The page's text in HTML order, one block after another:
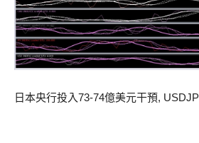
日本央行投入73-74億美元干預,